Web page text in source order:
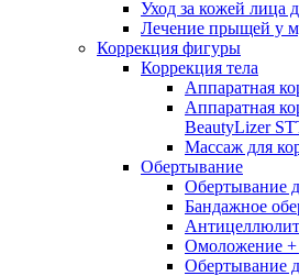
Уход за кожей лица
Лечение прыщей у
Коррекция фигуры
Коррекция тела
Аппаратная
Аппаратная
BeautyLizer
Массаж для
Обертывание
Обертывание
Бандажное
Омоложение +
Обертывание